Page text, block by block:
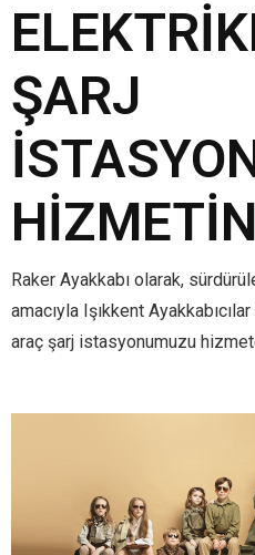
ŞARJ
Raker Ayakkabı olarak,
amacıyla Işıkkent
araç şarj istasyonumuzu